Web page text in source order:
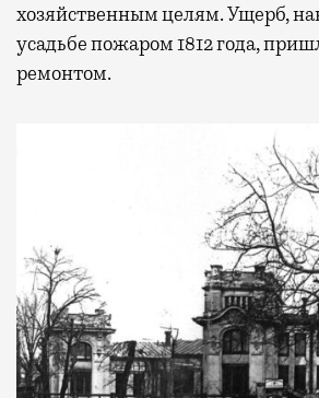
хозяйственным целям. Ущерб,
усадьбе пожаром 1812 года,
ремонтом.